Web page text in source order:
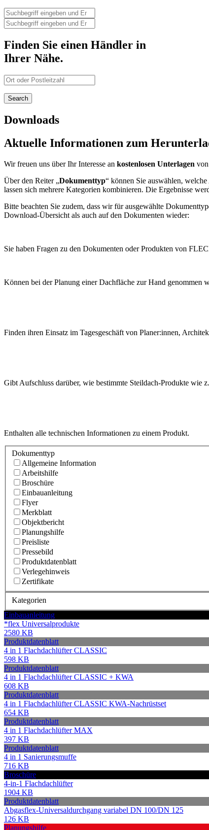
Finden Sie einen Händler in
Ihrer Nähe.
Downloads
Aktuelle Informationen zum
Wir freuen uns über Ihr Interesse an kostenlosen Unterlagen
Über den Reiter „Dokumenttyp“ können Sie auswählen,
lassen sich mehrere Kategorien kombinieren. Die Ergebnisse
Bitte beachten Sie zudem, dass wir für ausgewählte
Download-Übersicht als auch auf den Dokumenten wieder:
Sie haben Fragen zu den Dokumenten oder Produkten von
Können bei der Planung einer Dachfläche zur Hand genommen
Finden ihren Einsatz im Tagesgeschäft von Planer:innen,
Gibt Aufschluss darüber, wie bestimmte Steildach-Produkte wie
Enthalten alle technischen Informationen zu einem Produkt.
Dokumenttyp
Allgemeine Information
Arbeitshilfe
Broschüre
Einbauanleitung
Flyer
Merkblatt
Objektbericht
Planungshilfe
Preisliste
Pressebild
Produktdatenblatt
Verlegehinweis
Zertifikate
Kategorien
Einbauanleitung
*flex Universalprodukte
2580 KB
Produktdatenblatt
4 in 1 Flachdachlüfter CLASSIC
598 KB
Produktdatenblatt
4 in 1 Flachdachlüfter CLASSIC + KWA
608 KB
Produktdatenblatt
4 in 1 Flachdachlüfter CLASSIC KWA-Nachrüstset
654 KB
Produktdatenblatt
4 in 1 Flachdachlüfter MAX
397 KB
Produktdatenblatt
4 in 1 Sanierungsmuffe
716 KB
Broschüre
4-in-1 Flachdachlüfter
1904 KB
Produktdatenblatt
Abgasflex-Universaldurchgang variabel DN 100/DN 125
126 KB
Planungshilfe